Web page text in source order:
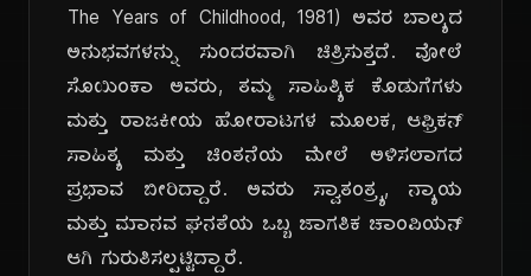
The Years of Childhood, 1981) ಅವರ ಬಾಲ್ಯದ
ಅನುಭವಗಳನ್ನು ಸುಂದರವಾಗಿ ಚಿತ್ರಿಸುತ್ತದೆ. ವೋಲೆ
ಸೊಯಿಂಕಾ ಅವರು, ತಮ್ಮ ಸಾಹಿತ್ಯಿಕ ಕೊಡುಗೆಗಳು
ಮತ್ತು ರಾಜಕೀಯ ಹೋರಾಟಗಳ ಮೂಲಕ, ಆಫ್ರಿಕನ್
ಸಾಹಿತ್ಯ ಮತ್ತು ಚಿಂತನೆಯ ಮೇಲೆ ಅಳಿಸಲಾಗದ
ಪ್ರಭಾವ ಬೀರಿದ್ದಾರೆ. ಅವರು ಸ್ವಾತಂತ್ರ್ಯ, ನ್ಯಾಯ
ಮತ್ತು ಮಾನವ ಘನತೆಯ ಒಬ್ಬ ಜಾಗತಿಕ ಚಾಂಪಿಯನ್
ಆಗಿ ಗುರುತಿಸಲ್ಪಟ್ಟಿದ್ದಾರೆ.